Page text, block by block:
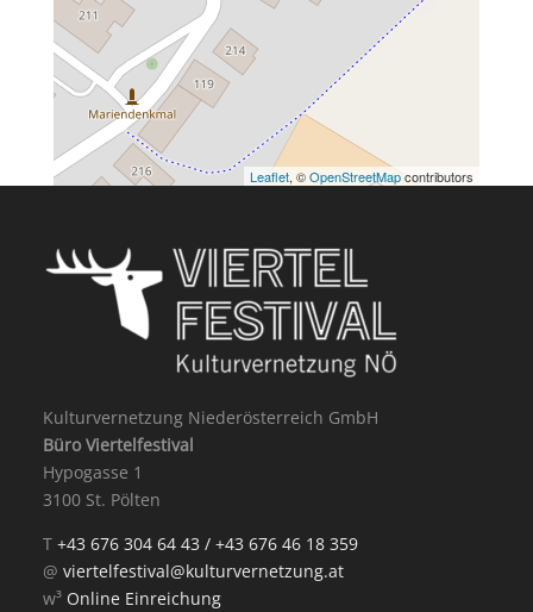
Leaflet, ©OpenStreetMapcontributors
Kulturvernetzung Niederösterreich GmbH
Büro Viertelfestival
Hypogasse 1
3100 St. Pölten
T+43 676 304 64 43 /+43 676 46 18 359
@viertelfestival@kulturvernetzung.at
w³ Online Einreichung